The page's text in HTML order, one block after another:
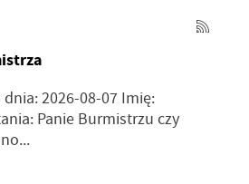
dnia: 2026-08-07 Imię:
Panie Burmistrzu czy